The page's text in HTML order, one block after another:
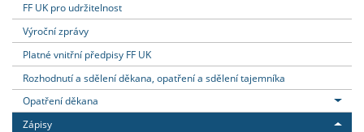
FF UK pro udržitelnost
Výroční zprávy
Platné vnitřní předpisy FF UK
Rozhodnutí a sdělení děkana, opatření a sdělení tajemníka
Opatření děkana
Zápisy